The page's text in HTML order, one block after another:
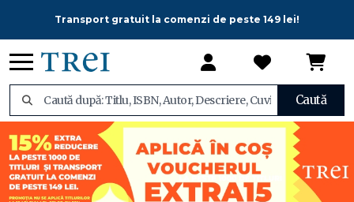
Transport gratuit la comenzi de peste 149 lei!
Caută